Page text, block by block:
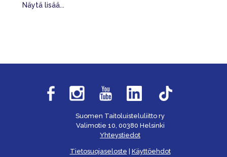
Näytä lisää...
Suomen Taitoluisteluliitto ry
Valimotie 10, 00380 Helsinki
Yhteystiedot
Tietosuojaseloste Käyttöehdot